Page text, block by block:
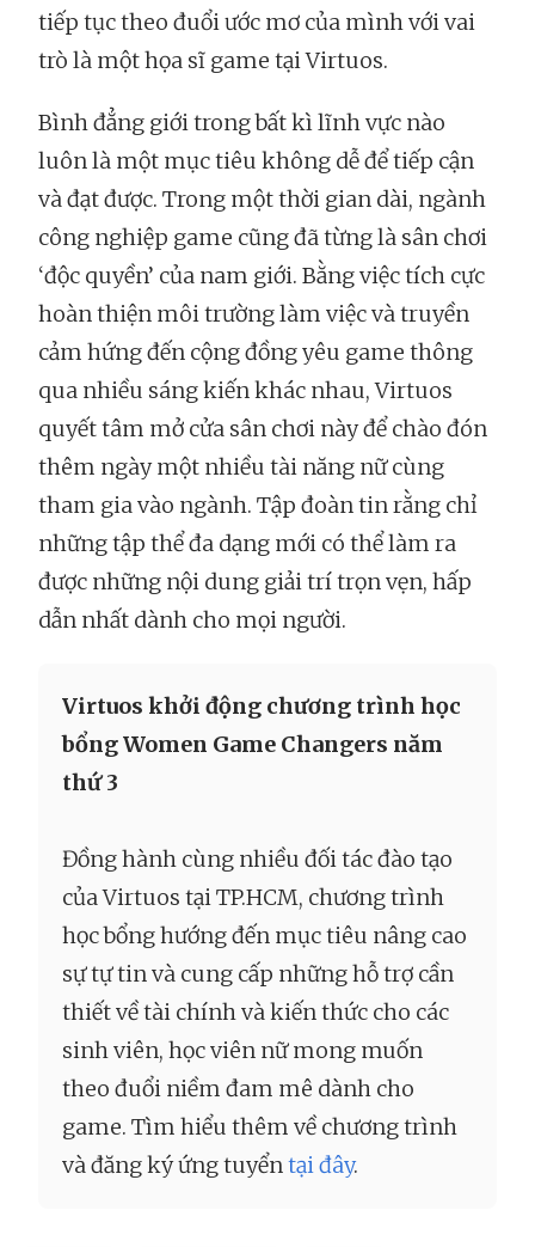
tiếp tục theo đuổi ước mơ của mình với vai
trò là một họa sĩ game tại Virtuos.
Bình đẳng giới trong bất kì lĩnh vực nào
luôn là một mục tiêu không dễ để tiếp cận
và đạt được. Trong một thời gian dài, ngành
công nghiệp game cũng đã từng là sân chơi
‘độc quyền’ của nam giới. Bằng việc tích cực
hoàn thiện môi trường làm việc và truyền
cảm hứng đến cộng đồng yêu game thông
qua nhiều sáng kiến khác nhau, Virtuos
quyết tâm mở cửa sân chơi này để chào đón
thêm ngày một nhiều tài năng nữ cùng
tham gia vào ngành. Tập đoàn tin rằng chỉ
những tập thể đa dạng mới có thể làm ra
được những nội dung giải trí trọn vẹn, hấp
dẫn nhất dành cho mọi người.
Virtuos khởi động chương trình học
bổng Women Game Changers năm
thứ 3
Đồng hành cùng nhiều đối tác đào tạo
của Virtuos tại TP.HCM, chương trình
học bổng hướng đến mục tiêu nâng cao
sự tự tin và cung cấp những hỗ trợ cần
thiết về tài chính và kiến thức cho các
sinh viên, học viên nữ mong muốn
theo đuổi niềm đam mê dành cho
game. Tìm hiểu thêm về chương trình
và đăng ký ứng tuyểntại đây.